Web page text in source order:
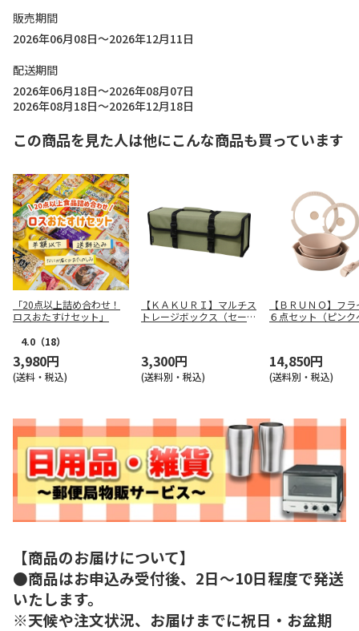
販売期間
2026年06月08日～2026年12月11日
配送期間
2026年06月18日～2026年08月07日
2026年08月18日～2026年12月18日
この商品を見た人は他にこんな商品も買っています
「20点以上詰め合わせ！
ロスおたすけセット」
4.0 （18）
3,980円
(送料・税込)
【ＫＡＫＵＲＩ】マルチス
トレージボックス（セージ
3,300円
(送料別・税込)
【ＢＲＵＮＯ】フ
６点セット（ピンク
14,850円
(送料別・税込)
【商品のお届けについて】
●商品はお申込み受付後、2日～10日程度で発送
いたします。
※天候や注文状況、お届けまでに祝日・お盆期